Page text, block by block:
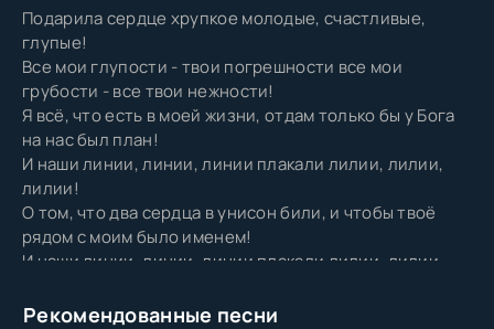
Подарила сердце хрупкое молодые, счастливые,
глупые!
Все мои глупости - твои погрешности все мои
грубости - все твои нежности!
Я всё, что есть в моей жизни, отдам только бы у Бога
на нас был план!
И наши линии, линии, линии плакали лилии, лилии,
лилии!
О том, что два сердца в унисон били, и чтобы твоё
рядом с моим было именем!
И наши линии, линии, линии плакали лилии, лилии,
О том, что два сердца в унисон били, и чтобы твоё
Рекомендованные песни